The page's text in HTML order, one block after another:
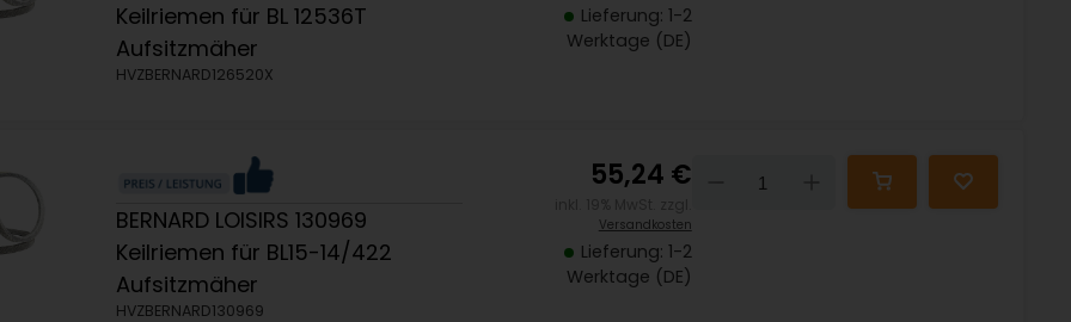
Keilriemen für BL 12536T
Aufsitzmäher
HVZBERNARD126520X
Lieferung: 1-2
Werktage (DE)
BERNARD LOISIRS 130969
Keilriemen für BL15-14/422
Aufsitzmäher
HVZBERNARD130969
55,24 €
Versandkosten
Lieferung: 1-2
Werktage (DE)
Down